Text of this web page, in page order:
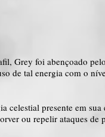
Grey foi abençoado
de tal energia com o
celestial presente em
ou repelir ataques de